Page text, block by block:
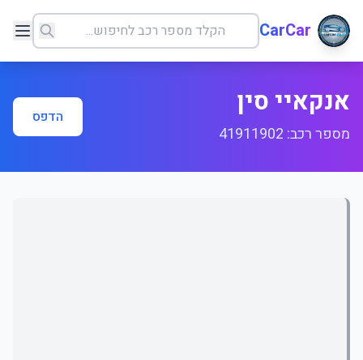
CarCar
אנקאיי סין
מספר רכב: 41911902
הדפס